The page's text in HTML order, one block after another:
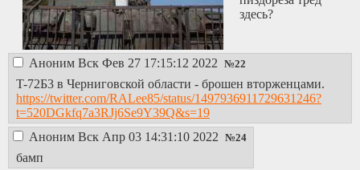
здесь?
Аноним Вск Фев 27 17:15:12 2022 №22
T-72Б3 в Черниговской области - брошен вторженцами.
https://twitter.com/RALee85/status/1497936911729631246?
t=520DGkfq7a3RJj6Se9Y39Q&s=19
Аноним Вск Апр 03 14:31:10 2022 №24
бамп